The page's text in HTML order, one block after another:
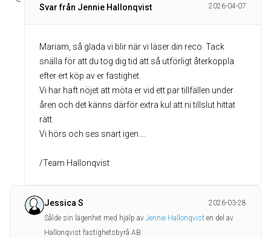
Svar från Jennie Hallonqvist 2026-04-07
Mariam, så glada vi blir när vi läser din reco. Tack
snälla för att du tog dig tid att så utförligt återkoppla
efter ert köp av er fastighet.
Vi har haft nöjet att möta er vid ett par tillfällen under
åren och det känns därför extra kul att ni tillslut hittat
rätt.
Vi hörs och ses snart igen....
/Team Hallonqvist
Jessica S
2026-03-28
Sålde sin lägenhet med hjälp av Jennie Hallonqvist en del av
Hallonqvist fastighetsbyrå AB